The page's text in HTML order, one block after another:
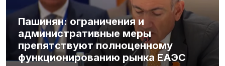
Пашинян: ограничения и
административные меры
препятствуют полноценному
функционированию рынка ЕАЭС